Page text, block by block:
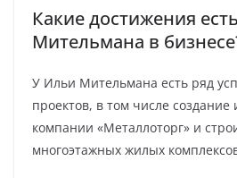
Какие достижения
Мительмана в
У Ильи Мительмана есть ряд
проектов, в том числе создание
компании «Металлоторг» и
многоэтажных жилых